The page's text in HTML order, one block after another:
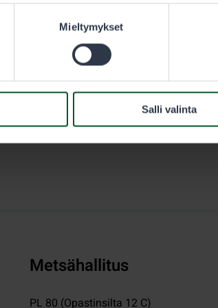
Mieltymykset
Salli valinta
Metsähallitus
PL 80 (Opastinsilta 12 C)